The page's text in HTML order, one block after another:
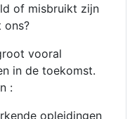
of misbruikt zijn
ons?
vooral
in de toekomst.
:
opleidingen